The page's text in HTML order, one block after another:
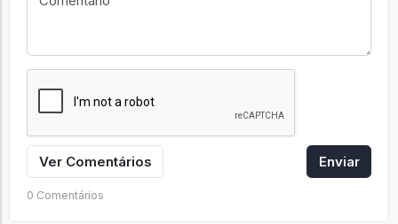
Ver Comentários Enviar
0 Comentários